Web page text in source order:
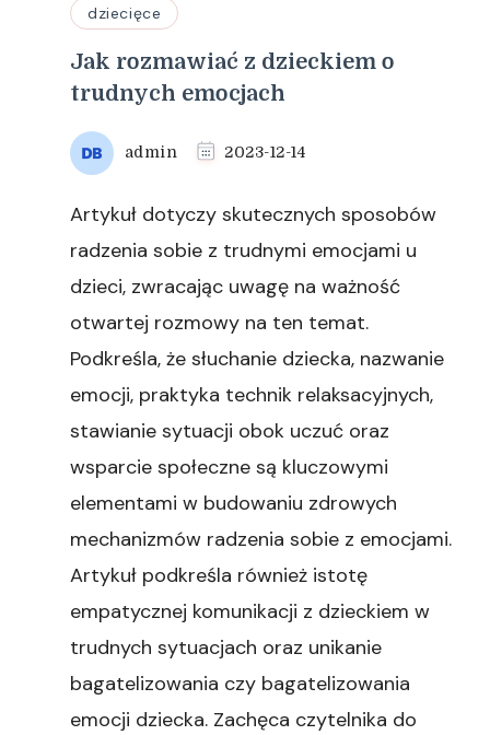
dziecięce
Jak rozmawiać z dzieckiem o
trudnych emocjach
admin 2023-12-14
Artykuł dotyczy skutecznych sposobów
radzenia sobie z trudnymi emocjami u
dzieci, zwracając uwagę na ważność
otwartej rozmowy na ten temat.
Podkreśla, że słuchanie dziecka, nazwanie
emocji, praktyka technik relaksacyjnych,
stawianie sytuacji obok uczuć oraz
wsparcie społeczne są kluczowymi
elementami w budowaniu zdrowych
mechanizmów radzenia sobie z emocjami.
Artykuł podkreśla również istotę
empatycznej komunikacji z dzieckiem w
trudnych sytuacjach oraz unikanie
bagatelizowania czy bagatelizowania
emocji dziecka. Zachęca czytelnika do